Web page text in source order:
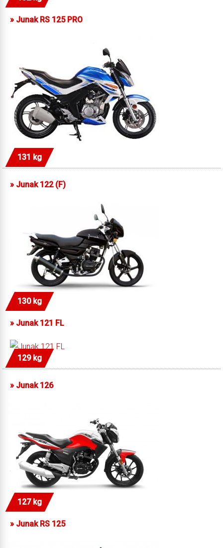
» Junak RS 125 PRO
131 kg
» Junak 122 (F)
130 kg
» Junak 121 FL
129 kg
» Junak 126
127 kg
» Junak RS 125